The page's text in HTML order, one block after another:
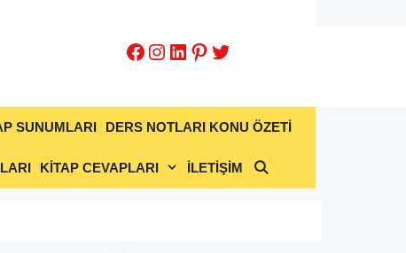
Facebook
Instagram
LinkedIn
Pinterest
Twitter
SUNUMLARI DERS NOTLARI KONU ÖZETİ
KİTAP CEVAPLARI İLETİŞİM